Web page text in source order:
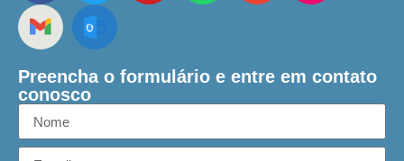
Preencha o formulário e entre em contato
conosco